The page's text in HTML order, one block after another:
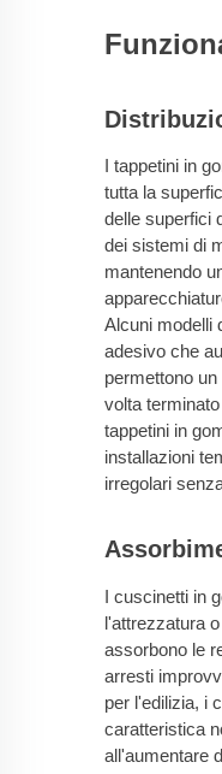
I tappetini in
tutta la
delle superfici
dei sistemi di
mantenendo
Alcuni modelli
adesivo che
permettono
volta
tappetini in
installazioni
irregolari
I cuscinetti in
l'attrezzatura
assorbono le
arresti
per l'edilizia, i
caratteristica
all'aumentare